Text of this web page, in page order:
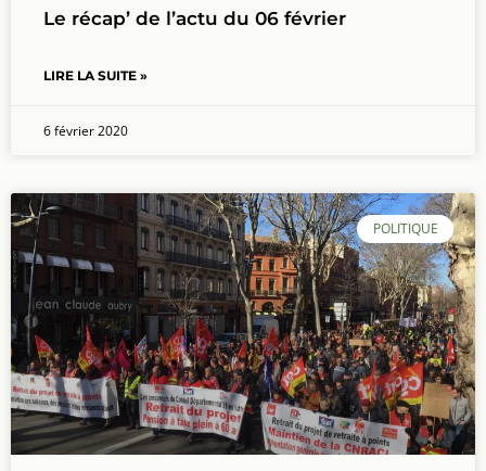
Le récap’ de l’actu du 06 février
LIRE LA SUITE »
6 février 2020
POLITIQUE